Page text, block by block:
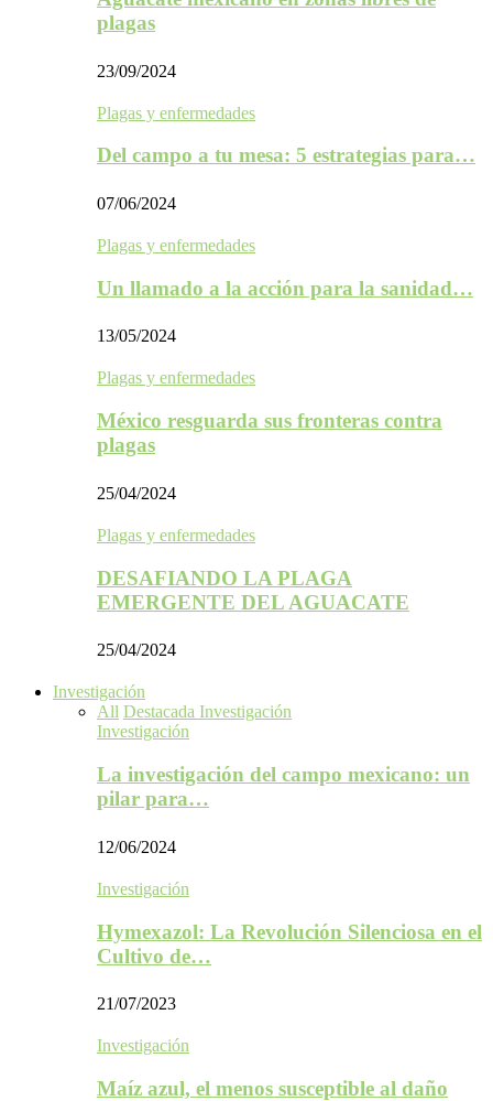
plagas
23/09/2024
Plagas y enfermedades
Del campo a tu mesa: 5 estrategias para…
07/06/2024
Plagas y enfermedades
Un llamado a la acción para la sanidad…
13/05/2024
Plagas y enfermedades
México resguarda sus fronteras contra
plagas
25/04/2024
Plagas y enfermedades
DESAFIANDO LA PLAGA
EMERGENTE DEL AGUACATE
25/04/2024
Investigación
All Destacada Investigación
Investigación
La investigación del campo mexicano: un
pilar para…
12/06/2024
Investigación
Hymexazol: La Revolución Silenciosa en el
Cultivo de…
21/07/2023
Investigación
Maíz azul, el menos susceptible al daño